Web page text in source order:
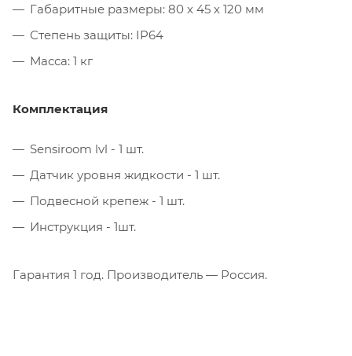
Габаритные размеры: 80 х 45 х 120 мм
Степень защиты: IP64
Масса: 1 кг
Комплектация
Sensiroom lvl - 1 шт.
Датчик уровня жидкости - 1 шт.
Подвесной крепеж - 1 шт.
Инструкция - 1шт.
Гарантия 1 год. Производитель — Россия.